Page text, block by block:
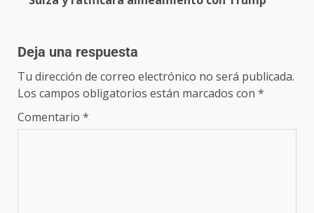
Deja una respuesta
Tu dirección de correo electrónico no será publicada.
Los campos obligatorios están marcados con *
Comentario *